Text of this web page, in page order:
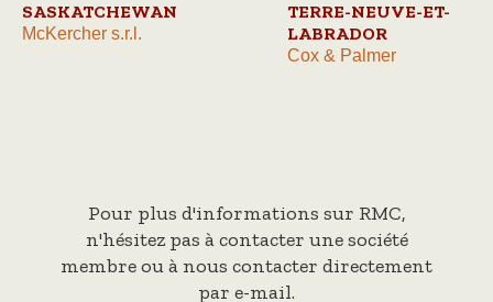
SASKATCHEWAN
McKercher s.r.l.
TERRE-NEUVE-ET-
LABRADOR
Cox & Palmer
Pour plus d'informations sur RMC,
n'hésitez pas à contacter une société
membre ou à nous contacter directement
par e-mail.